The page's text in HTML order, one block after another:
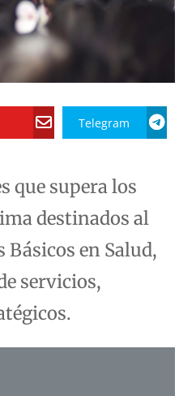
Telegram
que supera los
destinados al
en Salud,
servicios,